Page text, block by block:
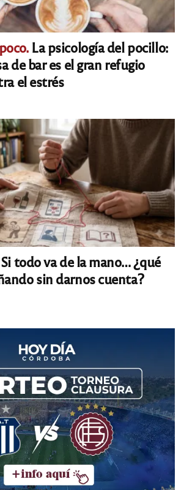
La psicología del pocillo:
de bar es el gran refugio
el estrés
todo va de la mano… ¿qué
sin darnos cuenta?